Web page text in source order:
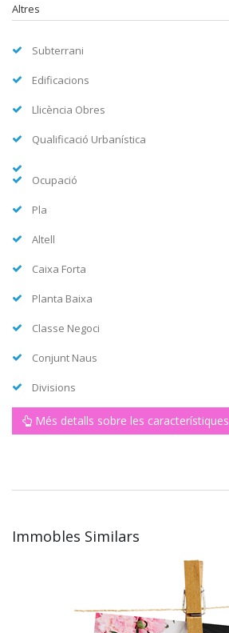
Altres
Subterrani
Edificacions
Llicència Obres
Qualificació Urbanística
Ocupació
Pla
Altell
Caixa Forta
Planta Baixa
Classe Negoci
Conjunt Naus
Divisions
Més detalls sobre les característiques
Immobles Similars